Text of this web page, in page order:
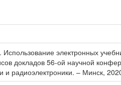
электронных
докладов 56-ой научной
и радиоэлектроники. – Минск,